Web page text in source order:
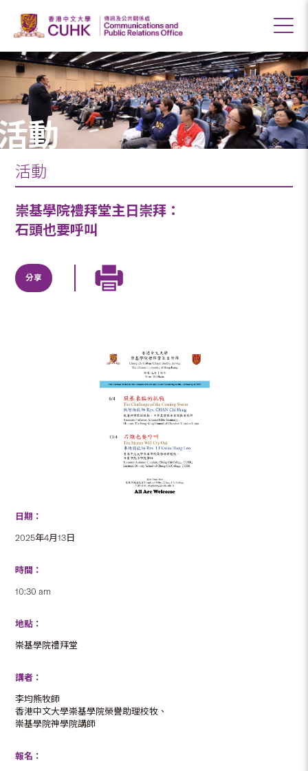
動
活動
崇基學院禮拜堂主日崇拜：
石頭也要呼叫
分享
日期：
2025年4月13日
時間：
10:30 am
地點：
崇基學院禮拜堂
講者：
李均熊牧師
香港中文大學崇基學院榮譽助理校牧、
崇基學院神學院講師
報名：